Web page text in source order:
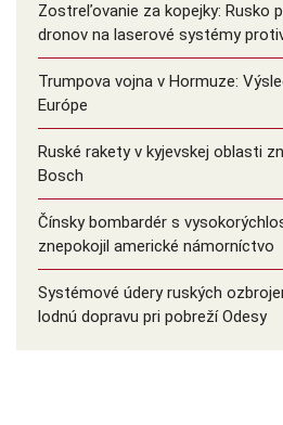
Zostreľovanie za kopejky: Rusko
dronov na laserové systémy
Trumpova vojna v Hormuze:
Európe
Ruské rakety v kyjevskej oblasti
Bosch
Čínsky bombardér s
znepokojil americké námorníctvo
Systémové údery ruských
lodnú dopravu pri pobreží Odesy